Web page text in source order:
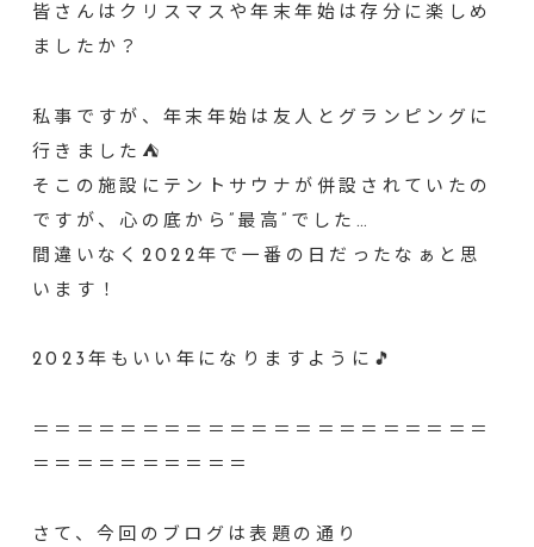
皆さんはクリスマスや年末年始は存分に楽しめ
ましたか？
私事ですが、年末年始は友人とグランピングに
行きました⛺
そこの施設にテントサウナが併設されていたの
ですが、心の底から”最高”でした…
間違いなく2022年で一番の日だったなぁと思
います！
2023年もいい年になりますように🎵
＝＝＝＝＝＝＝＝＝＝＝＝＝＝＝＝＝＝＝＝＝
＝＝＝＝＝＝＝＝＝＝
さて、今回のブログは表題の通り